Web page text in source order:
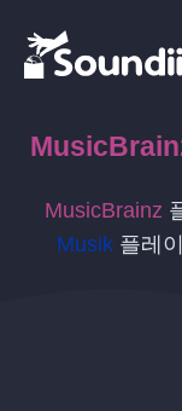
MusicBrainz
Musik플레